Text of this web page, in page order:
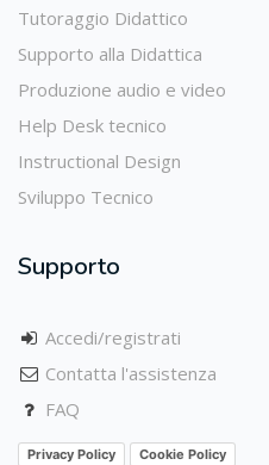
Tutoraggio Didattico
Supporto alla Didattica
Produzione audio e video
Help Desk tecnico
Instructional Design
Sviluppo Tecnico
Supporto
Accedi/registrati
Contatta l'assistenza
FAQ
Privacy Policy Cookie Policy